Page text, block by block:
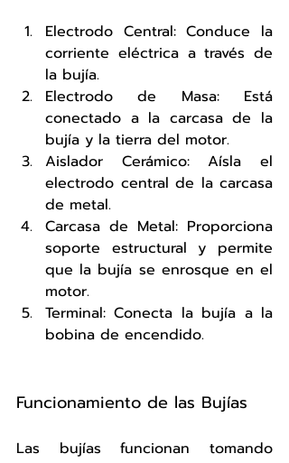
Electrodo Central: Conduce la
corriente eléctrica a través de
la bujía.
Electrodo de Masa: Está
conectado a la carcasa de la
bujía y la tierra del motor.
Aislador Cerámico: Aísla el
electrodo central de la carcasa
de metal.
Carcasa de Metal: Proporciona
soporte estructural y permite
que la bujía se enrosque en el
motor.
Terminal: Conecta la bujía a la
bobina de encendido.
Funcionamiento de las Bujías
Las bujías funcionan tomando